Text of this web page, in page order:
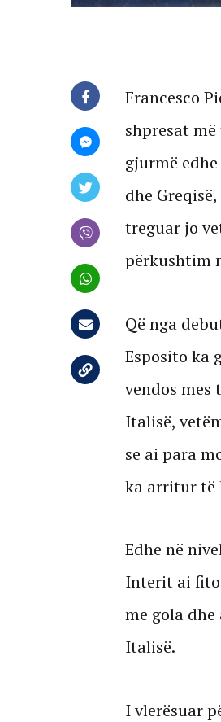
Francesco
shpresat
gjurmë
dhe
treguar jo
përkushtim
Që nga
Esposito ka
vendos mes
Italisë,
se ai para
ka arritur të
Edhe në
Interit ai
me gola dhe
Italisë.
I vlerësuar